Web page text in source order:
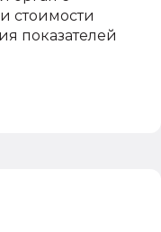
стоимости
показателей